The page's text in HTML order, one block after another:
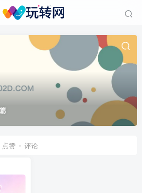
点赞 评论